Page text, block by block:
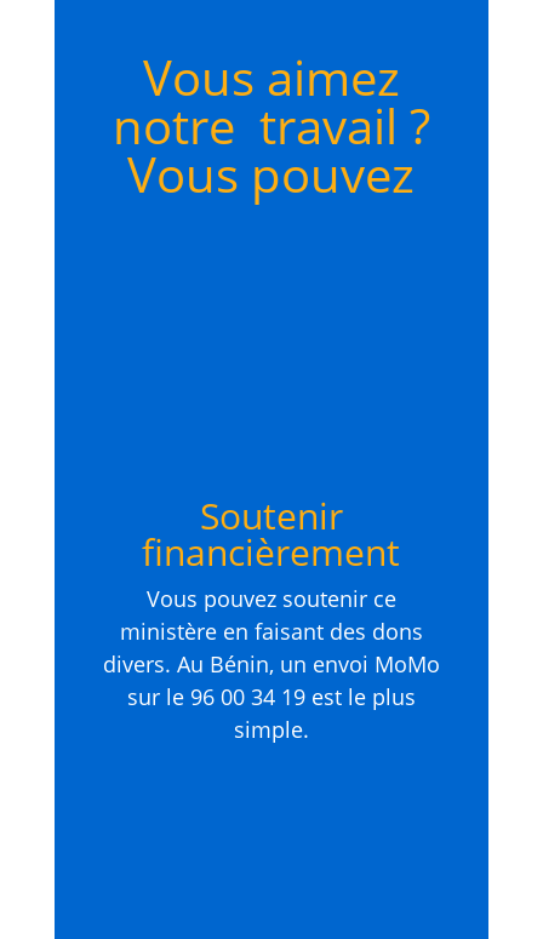
Vous aimez
notre travail ?
Vous pouvez
Soutenir
financièrement
Vous pouvez soutenir ce
ministère en faisant des dons
divers. Au Bénin, un envoi MoMo
sur le 96 00 34 19 est le plus
simple.